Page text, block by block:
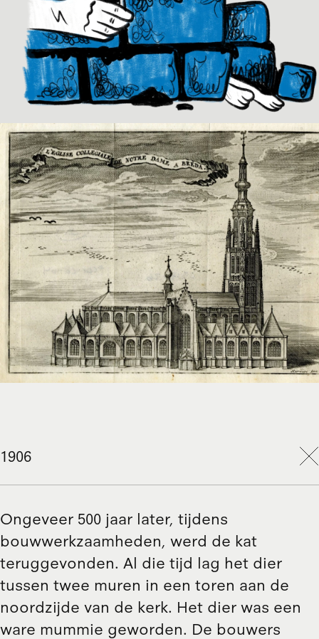
1906
Ongeveer 500 jaar later, tijdens
bouwwerkzaamheden, werd de kat
teruggevonden. Al die tijd lag het dier
tussen twee muren in een toren aan de
noordzijde van de kerk. Het dier was een
ware mummie geworden. De bouwers